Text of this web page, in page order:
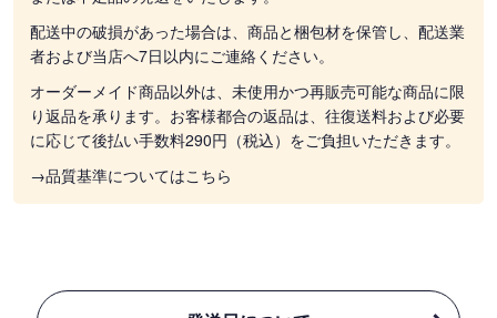
配送中の破損があった場合は、商品と梱包材を保管し、配送業
者および当店へ7日以内にご連絡ください。
オーダーメイド商品以外は、未使用かつ再販売可能な商品に限
り返品を承ります。お客様都合の返品は、往復送料および必要
に応じて後払い手数料290円（税込）をご負担いただきます。
→品質基準についてはこちら